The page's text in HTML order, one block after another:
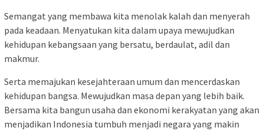
Semangat yang membawa kita menolak kalah dan menyerah
pada keadaan. Menyatukan kita dalam upaya mewujudkan
kehidupan kebangsaan yang bersatu, berdaulat, adil dan
makmur.
Serta memajukan kesejahteraan umum dan mencerdaskan
kehidupan bangsa. Mewujudkan masa depan yang lebih baik.
Bersama kita bangun usaha dan ekonomi kerakyatan yang akan
menjadikan Indonesia tumbuh menjadi negara yang makin